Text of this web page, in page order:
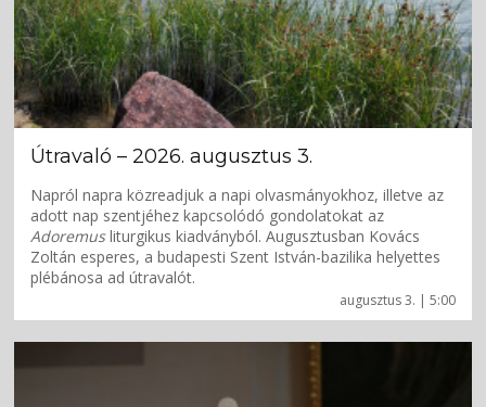
augusztus 3. | 5:00
Útravaló – 2026. augusztus 3.
Napról napra közreadjuk a napi olvasmányokhoz, illetve az
adott nap szentjéhez kapcsolódó gondolatokat az
Adoremusliturgikus kiadványból. Augusztusban Kovács
Zoltán esperes, a budapesti Szent István-bazilika helyettes
plébánosa ad útravalót.